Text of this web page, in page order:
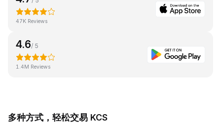
47K Reviews
4.6/ 5
1.4M Reviews
多种方式，轻松交易 KCS